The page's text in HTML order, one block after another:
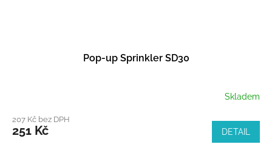
Pop-up Sprinkler SD30
Skladem
207 Kč bez DPH
251 Kč DETAIL